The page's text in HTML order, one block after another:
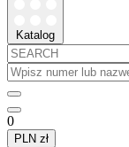
Katalog
0
PLN zł